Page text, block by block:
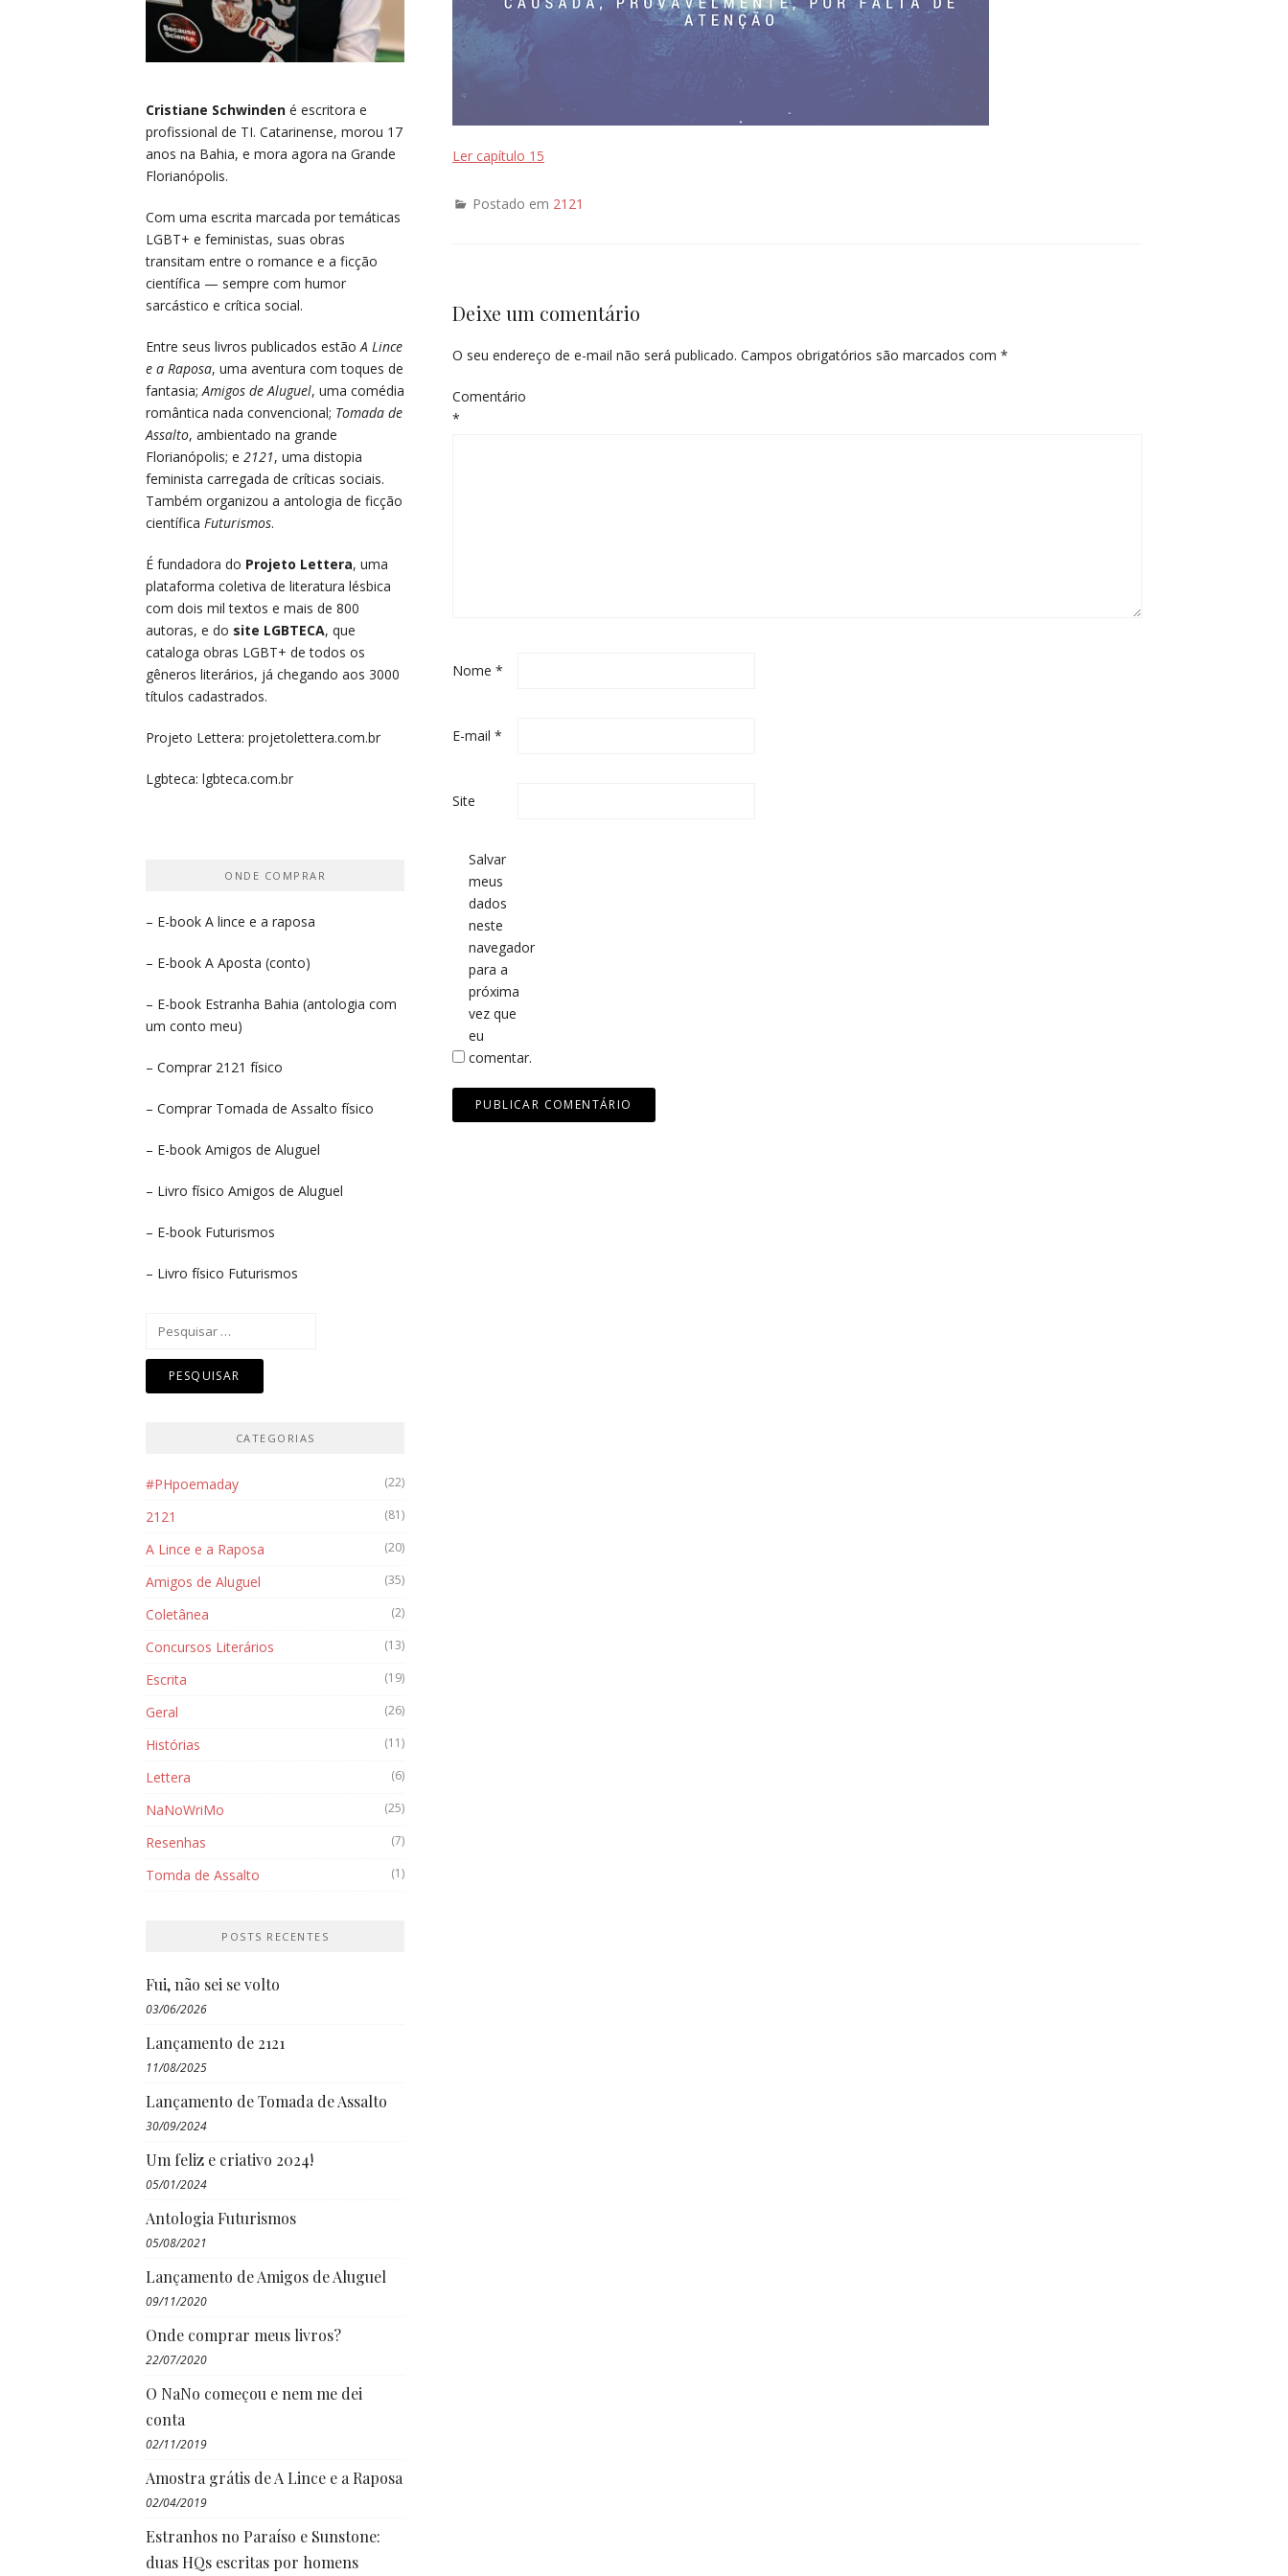
Ler capítulo 15
Postado em 2121
Deixe um comentário
O seu endereço de e-mail não será publicado. Campos obrigatórios são marcados com *
Comentário
*
Nome *
E-mail *
Site
Salvar
meus
dados
neste
navegador
para a
próxima
vez que
eu
comentar.
Cristiane Schwinden é escritora e
profissional de TI. Catarinense, morou 17
anos na Bahia, e mora agora na Grande
Florianópolis.
Com uma escrita marcada por temáticas
LGBT+ e feministas, suas obras
transitam entre o romance e a ficção
científica — sempre com humor
sarcástico e crítica social.
Entre seus livros publicados estão A Lince
e a Raposa, uma aventura com toques de
fantasia; Amigos de Aluguel, uma comédia
romântica nada convencional; Tomada de
Assalto, ambientado na grande
Florianópolis; e 2121, uma distopia
feminista carregada de críticas sociais.
Também organizou a antologia de ficção
científica Futurismos.
É fundadora do Projeto Lettera, uma
plataforma coletiva de literatura lésbica
com dois mil textos e mais de 800
autoras, e do site LGBTECA, que
cataloga obras LGBT+ de todos os
gêneros literários, já chegando aos 3000
títulos cadastrados.
Projeto Lettera: projetolettera.com.br
Lgbteca: lgbteca.com.br
ONDE COMPRAR
– E-book A lince e a raposa
– E-book A Aposta (conto)
– E-book Estranha Bahia (antologia com
um conto meu)
– Comprar 2121 físico
– Comprar Tomada de Assalto físico
– E-book Amigos de Aluguel
– Livro físico Amigos de Aluguel
– E-book Futurismos
– Livro físico Futurismos
CATEGORIAS
#PHpoemaday (22)
2121 (81)
A Lince e a Raposa (20)
Amigos de Aluguel (35)
Coletânea (2)
Concursos Literários (13)
Escrita (19)
Geral (26)
Histórias (11)
Lettera (6)
NaNoWriMo (25)
Resenhas (7)
Tomda de Assalto (1)
POSTS RECENTES
Fui, não sei se volto
03/06/2026
Lançamento de 2121
11/08/2025
Lançamento de Tomada de Assalto
30/09/2024
Um feliz e criativo 2024!
05/01/2024
Antologia Futurismos
05/08/2021
Lançamento de Amigos de Aluguel
09/11/2020
Onde comprar meus livros?
22/07/2020
O NaNo começou e nem me dei
conta
02/11/2019
Amostra grátis de A Lince e a Raposa
02/04/2019
Estranhos no Paraíso e Sunstone:
duas HQs escritas por homens